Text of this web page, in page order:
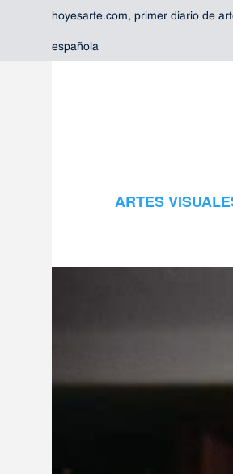
hoyesarte.com, primer diario de
española
ARTES